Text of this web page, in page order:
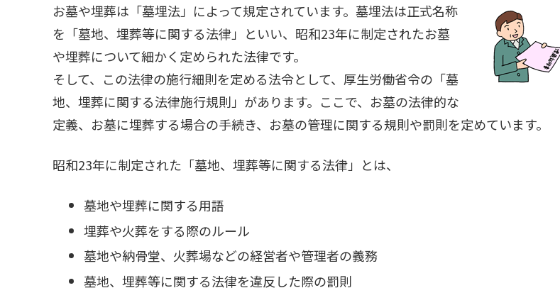
お墓や埋葬は「墓埋法」によって規定されています。墓埋法は正式名称
を「墓地、埋葬等に関する法律」といい、昭和23年に制定されたお墓
や埋葬について細かく定められた法律です。
そして、この法律の施行細則を定める法令として、厚生労働省令の「墓
地、埋葬に関する法律施行規則」があります。ここで、お墓の法律的な
定義、お墓に埋葬する場合の手続き、お墓の管理に関する規則や罰則を定めています。
昭和23年に制定された「墓地、埋葬等に関する法律」とは、
墓地や埋葬に関する用語
埋葬や火葬をする際のルール
墓地や納骨堂、火葬場などの経営者や管理者の義務
墓地、埋葬等に関する法律を違反した際の罰則